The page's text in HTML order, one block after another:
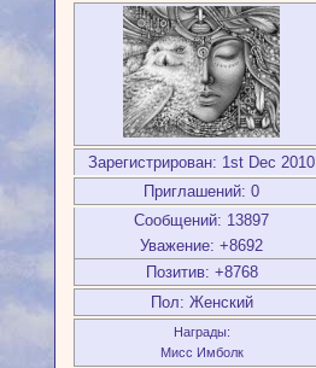
Зарегистрирован: 1st Dec 2010
Приглашений: 0
Сообщений: 13897
Уважение: +8692
Позитив: +8768
Пол: Женский
Награды:
Мисс Имболк